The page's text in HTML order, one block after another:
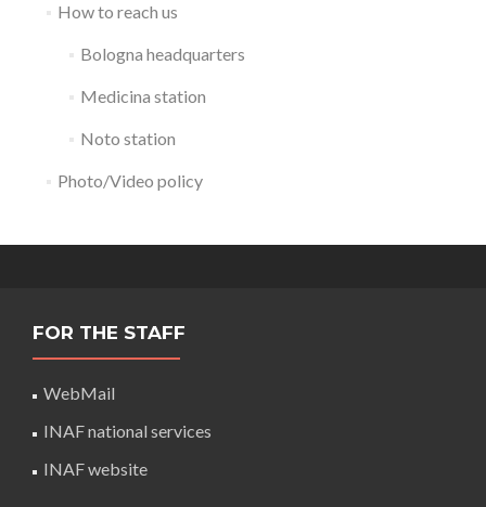
How to reach us
Bologna headquarters
Medicina station
Noto station
Photo/Video policy
FOR THE STAFF
WebMail
INAF national services
INAF website